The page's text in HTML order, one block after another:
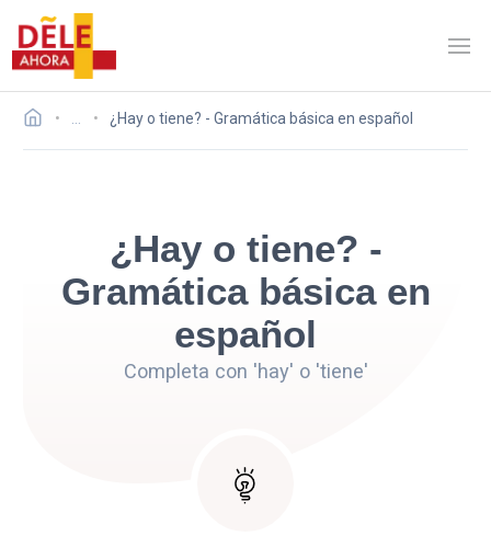
¿Hay o tiene? - Gramática básica en español
¿Hay o tiene? -
Gramática básica en
español
Completa con 'hay' o 'tiene'